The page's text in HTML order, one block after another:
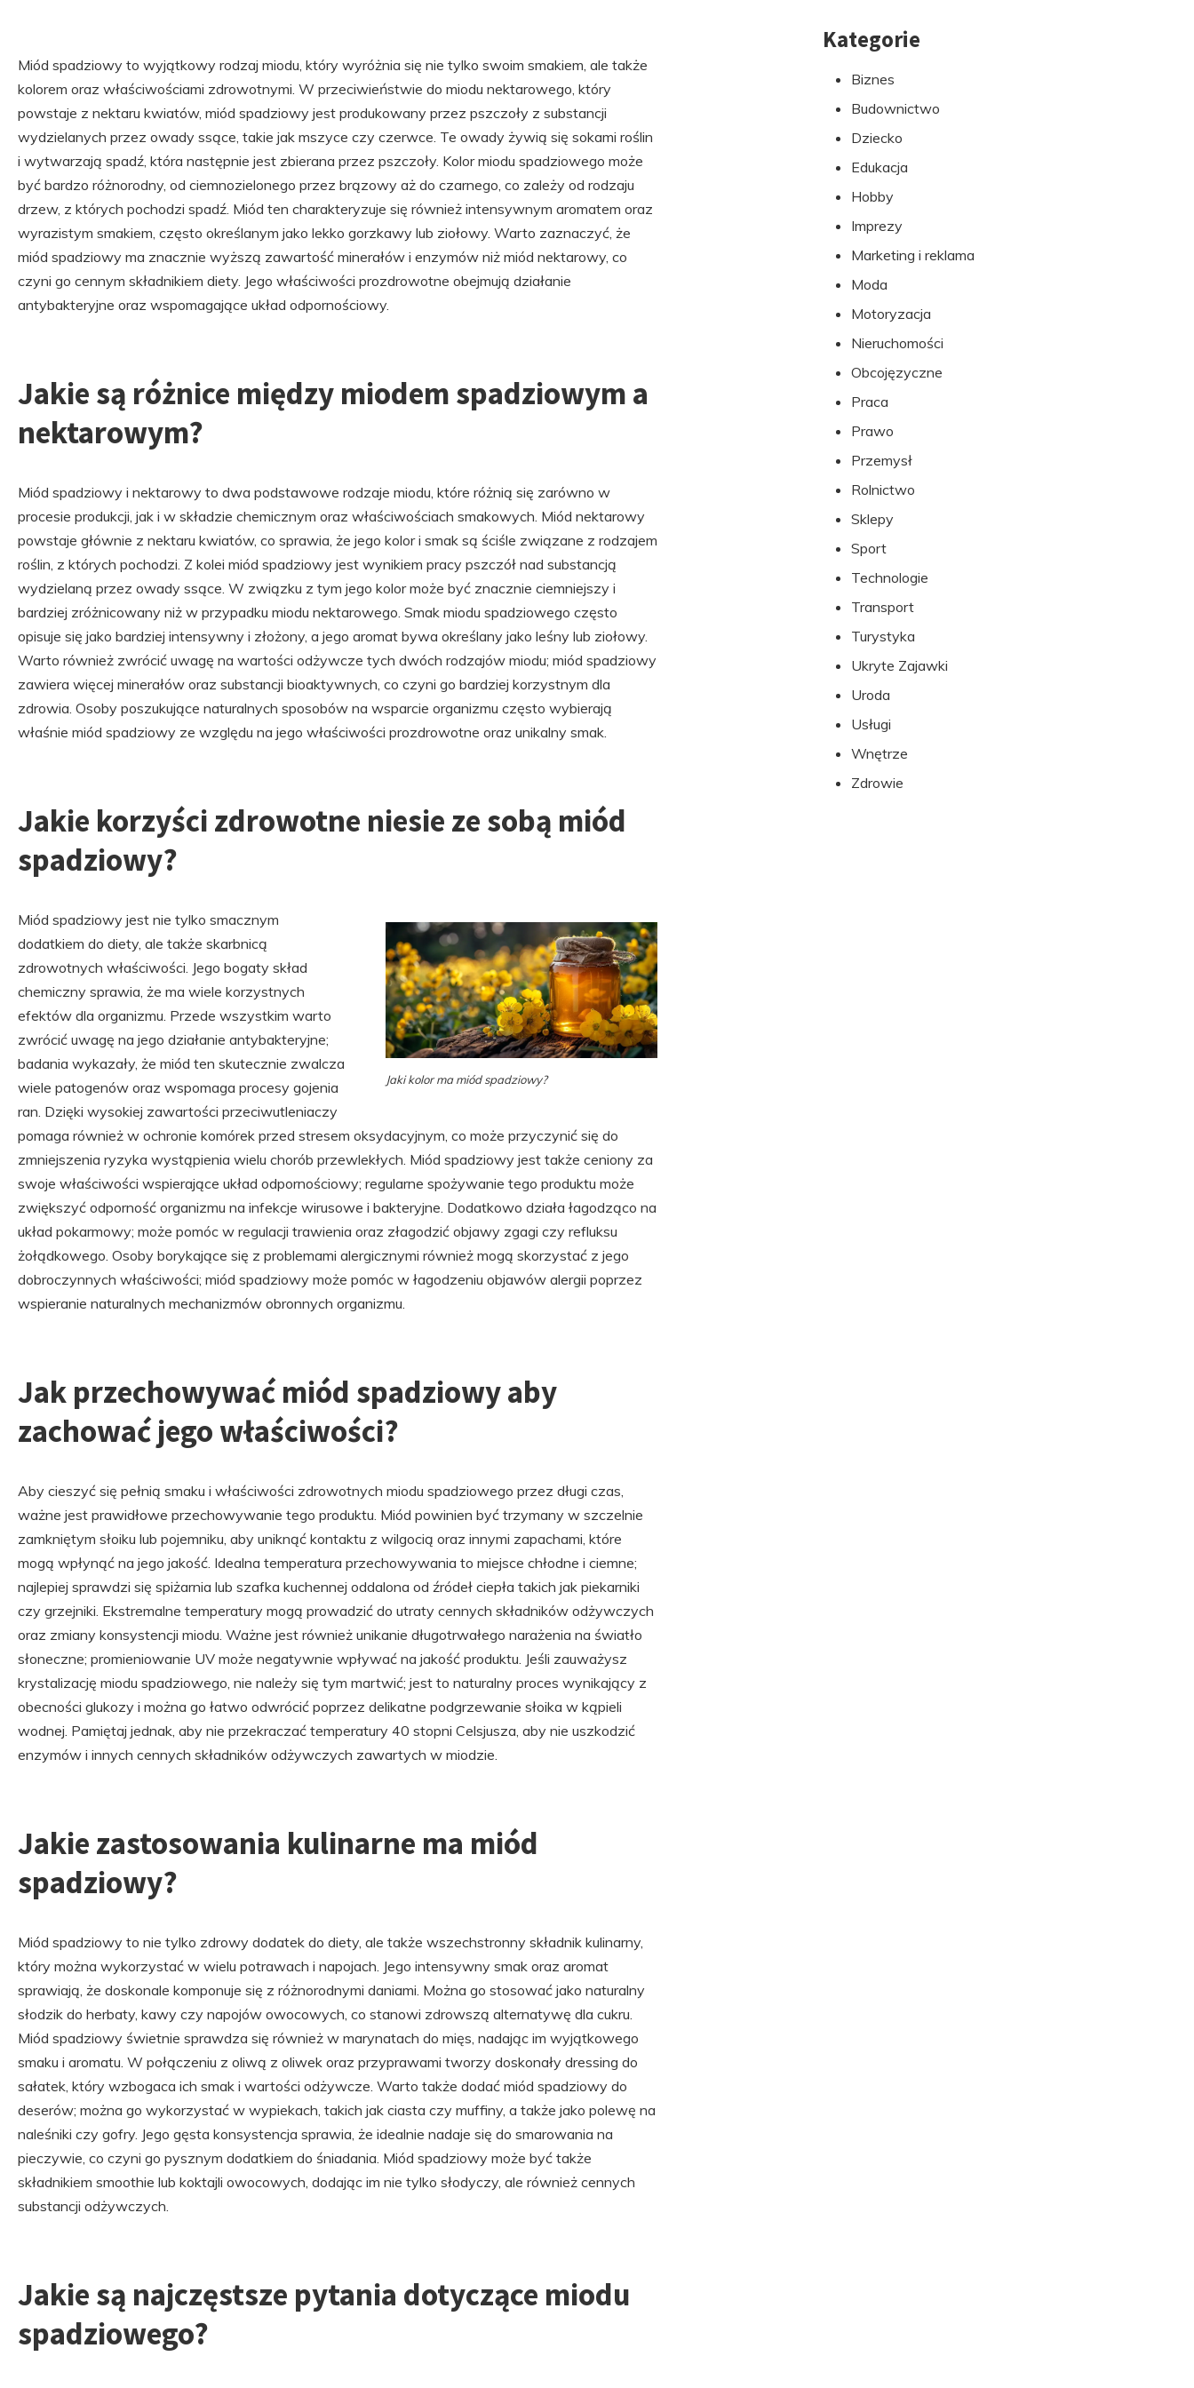
Miód spadziowy to wyjątkowy rodzaj miodu, który wyróżnia się nie tylko swoim smakiem, ale także
kolorem oraz właściwościami zdrowotnymi. W przeciwieństwie do miodu nektarowego, który
powstaje z nektaru kwiatów, miód spadziowy jest produkowany przez pszczoły z substancji
wydzielanych przez owady ssące, takie jak mszyce czy czerwce. Te owady żywią się sokami roślin
i wytwarzają spadź, która następnie jest zbierana przez pszczoły. Kolor miodu spadziowego może
być bardzo różnorodny, od ciemnozielonego przez brązowy aż do czarnego, co zależy od rodzaju
drzew, z których pochodzi spadź. Miód ten charakteryzuje się również intensywnym aromatem oraz
wyrazistym smakiem, często określanym jako lekko gorzkawy lub ziołowy. Warto zaznaczyć, że
miód spadziowy ma znacznie wyższą zawartość minerałów i enzymów niż miód nektarowy, co
czyni go cennym składnikiem diety. Jego właściwości prozdrowotne obejmują działanie
antybakteryjne oraz wspomagające układ odpornościowy.
Jakie są różnice między miodem spadziowym a
nektarowym?
Miód spadziowy i nektarowy to dwa podstawowe rodzaje miodu, które różnią się zarówno w
procesie produkcji, jak i w składzie chemicznym oraz właściwościach smakowych. Miód nektarowy
powstaje głównie z nektaru kwiatów, co sprawia, że jego kolor i smak są ściśle związane z rodzajem
roślin, z których pochodzi. Z kolei miód spadziowy jest wynikiem pracy pszczół nad substancją
wydzielaną przez owady ssące. W związku z tym jego kolor może być znacznie ciemniejszy i
bardziej zróżnicowany niż w przypadku miodu nektarowego. Smak miodu spadziowego często
opisuje się jako bardziej intensywny i złożony, a jego aromat bywa określany jako leśny lub ziołowy.
Warto również zwrócić uwagę na wartości odżywcze tych dwóch rodzajów miodu; miód spadziowy
zawiera więcej minerałów oraz substancji bioaktywnych, co czyni go bardziej korzystnym dla
zdrowia. Osoby poszukujące naturalnych sposobów na wsparcie organizmu często wybierają
właśnie miód spadziowy ze względu na jego właściwości prozdrowotne oraz unikalny smak.
Jakie korzyści zdrowotne niesie ze sobą miód
spadziowy?
Jaki kolor ma miód spadziowy?
Miód spadziowy jest nie tylko smacznym
dodatkiem do diety, ale także skarbnicą
zdrowotnych właściwości. Jego bogaty skład
chemiczny sprawia, że ma wiele korzystnych
efektów dla organizmu. Przede wszystkim warto
zwrócić uwagę na jego działanie antybakteryjne;
badania wykazały, że miód ten skutecznie zwalcza
wiele patogenów oraz wspomaga procesy gojenia
ran. Dzięki wysokiej zawartości przeciwutleniaczy
pomaga również w ochronie komórek przed stresem oksydacyjnym, co może przyczynić się do
zmniejszenia ryzyka wystąpienia wielu chorób przewlekłych. Miód spadziowy jest także ceniony za
swoje właściwości wspierające układ odpornościowy; regularne spożywanie tego produktu może
zwiększyć odporność organizmu na infekcje wirusowe i bakteryjne. Dodatkowo działa łagodząco na
układ pokarmowy; może pomóc w regulacji trawienia oraz złagodzić objawy zgagi czy refluksu
żołądkowego. Osoby borykające się z problemami alergicznymi również mogą skorzystać z jego
dobroczynnych właściwości; miód spadziowy może pomóc w łagodzeniu objawów alergii poprzez
wspieranie naturalnych mechanizmów obronnych organizmu.
Jak przechowywać miód spadziowy aby
zachować jego właściwości?
Aby cieszyć się pełnią smaku i właściwości zdrowotnych miodu spadziowego przez długi czas,
ważne jest prawidłowe przechowywanie tego produktu. Miód powinien być trzymany w szczelnie
zamkniętym słoiku lub pojemniku, aby uniknąć kontaktu z wilgocią oraz innymi zapachami, które
mogą wpłynąć na jego jakość. Idealna temperatura przechowywania to miejsce chłodne i ciemne;
najlepiej sprawdzi się spiżarnia lub szafka kuchennej oddalona od źródeł ciepła takich jak piekarniki
czy grzejniki. Ekstremalne temperatury mogą prowadzić do utraty cennych składników odżywczych
oraz zmiany konsystencji miodu. Ważne jest również unikanie długotrwałego narażenia na światło
słoneczne; promieniowanie UV może negatywnie wpływać na jakość produktu. Jeśli zauważysz
krystalizację miodu spadziowego, nie należy się tym martwić; jest to naturalny proces wynikający z
obecności glukozy i można go łatwo odwrócić poprzez delikatne podgrzewanie słoika w kąpieli
wodnej. Pamiętaj jednak, aby nie przekraczać temperatury 40 stopni Celsjusza, aby nie uszkodzić
enzymów i innych cennych składników odżywczych zawartych w miodzie.
Jakie zastosowania kulinarne ma miód
spadziowy?
Miód spadziowy to nie tylko zdrowy dodatek do diety, ale także wszechstronny składnik kulinarny,
który można wykorzystać w wielu potrawach i napojach. Jego intensywny smak oraz aromat
sprawiają, że doskonale komponuje się z różnorodnymi daniami. Można go stosować jako naturalny
słodzik do herbaty, kawy czy napojów owocowych, co stanowi zdrowszą alternatywę dla cukru.
Miód spadziowy świetnie sprawdza się również w marynatach do mięs, nadając im wyjątkowego
smaku i aromatu. W połączeniu z oliwą z oliwek oraz przyprawami tworzy doskonały dressing do
sałatek, który wzbogaca ich smak i wartości odżywcze. Warto także dodać miód spadziowy do
deserów; można go wykorzystać w wypiekach, takich jak ciasta czy muffiny, a także jako polewę na
naleśniki czy gofry. Jego gęsta konsystencja sprawia, że idealnie nadaje się do smarowania na
pieczywie, co czyni go pysznym dodatkiem do śniadania. Miód spadziowy może być także
składnikiem smoothie lub koktajli owocowych, dodając im nie tylko słodyczy, ale również cennych
substancji odżywczych.
Jakie są najczęstsze pytania dotyczące miodu
spadziowego?
PrzejdźKategorie
Biznes
Budownictwo
Dziecko
Edukacja
Hobby
Imprezy
Marketing i reklama
Moda
Motoryzacja
Nieruchomości
Obcojęzyczne
Praca
Prawo
Przemysł
Rolnictwo
Sklepy
Sport
Technologie
Transport
Turystyka
Ukryte Zajawki
Uroda
Usługi
Wnętrze
Zdrowie